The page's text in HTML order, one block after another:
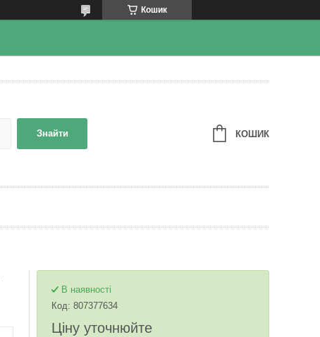
Кошик
Знайти КОШИК
В наявності
Код: 807377634
Ціну уточнюйте